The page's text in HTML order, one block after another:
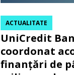
UniCredit
coordonat
finanțări de
ACTUALITATE